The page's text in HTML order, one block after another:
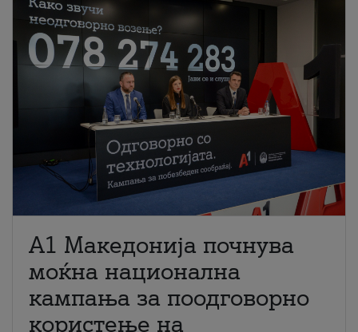
A1 Македонија почнува
моќна национална
кампања за поодговорно
користење на